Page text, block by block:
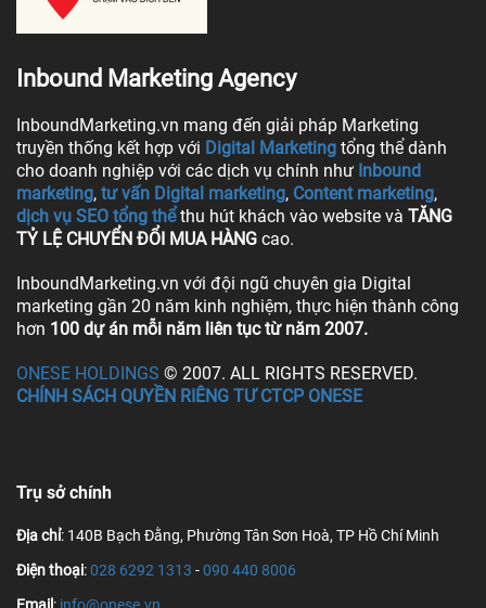
Inbound Marketing Agency
InboundMarketing.vn mang đến giải pháp Marketing
truyền thống kết hợp với Digital Marketing tổng thể dành
cho doanh nghiệp với các dịch vụ chính như Inbound
marketing, tư vấn Digital marketing, Content marketing,
dịch vụ SEO tổng thể thu hút khách vào website và TĂNG
TỶ LỆ CHUYỂN ĐỔI MUA HÀNG cao.
InboundMarketing.vn với đội ngũ chuyên gia Digital
marketing gần 20 năm kinh nghiệm, thực hiện thành công
hơn 100 dự án mỗi năm liên tục từ năm 2007.
ONESE HOLDINGS © 2007. ALL RIGHTS RESERVED.
CHÍNH SÁCH QUYỀN RIÊNG TƯ CTCP ONESE
Trụ sở chính
Địa chỉ: 140B Bạch Đằng, Phường Tân Sơn Hoà, TP Hồ Chí Minh
Điện thoại:028 6292 1313 -090 440 8006